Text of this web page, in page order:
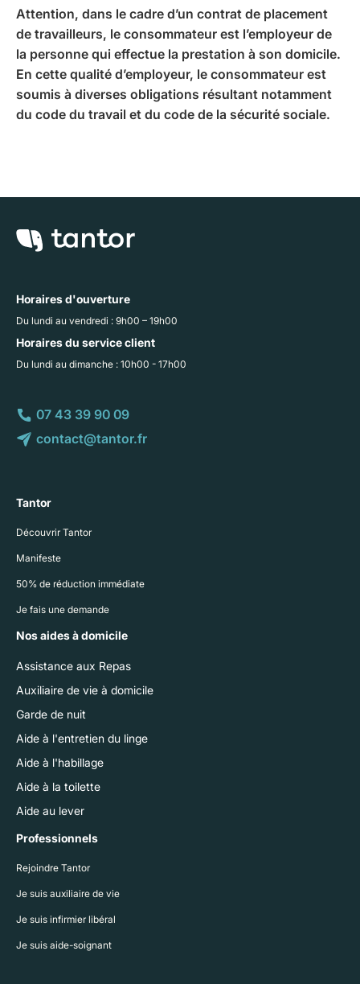
Attention, dans le cadre d’un contrat de placement
de travailleurs, le consommateur est l’employeur de
la personne qui effectue la prestation à son domicile.
En cette qualité d’employeur, le consommateur est
soumis à diverses obligations résultant notamment
du code du travail et du code de la sécurité sociale.
Horaires d'ouverture
Du lundi au vendredi : 9h00 – 19h00
Horaires du service client
Du lundi au dimanche : 10h00 - 17h00
07 43 39 90 09
contact@tantor.fr
Tantor
Découvrir Tantor
Manifeste
50% de réduction immédiate
Je fais une demande
Nos aides à domicile
Assistance aux Repas
Auxiliaire de vie à domicile
Garde de nuit
Aide à l'entretien du linge
Aide à l'habillage
Aide à la toilette
Aide au lever
Professionnels
Rejoindre Tantor
Je suis auxiliaire de vie
Je suis infirmier libéral
Je suis aide-soignant